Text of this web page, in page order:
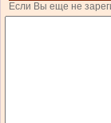
Если Вы еще не